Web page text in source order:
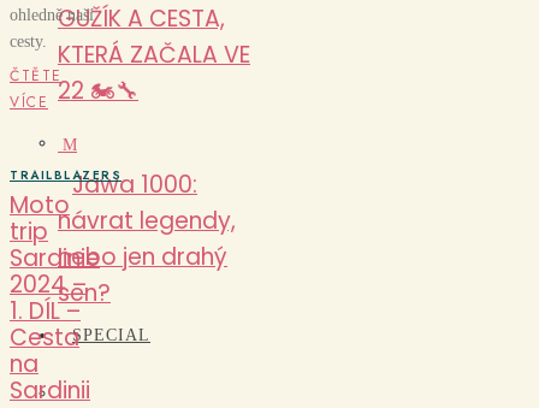
GUŽÍK A CESTA,
KTERÁ ZAČALA VE
22 🏍️🔧
Jawa 1000:
návrat legendy,
nebo jen drahý
sen?
SPECIAL
ohledně naší
cesty.
ČTĚTE
VÍCE
M
TRAILBLAZERS
Moto
trip
Sardinie
2024 –
1. DÍL –
Cesta
na
Sardinii